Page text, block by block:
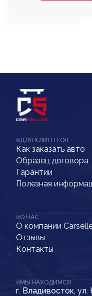
ДЛЯ КЛИЕНТОВ
Как заказать авто
Образец договора
Гарантии
Полезная
О НАС
О компании
Отзывы
Контакты
МЫ НАХОДИМСЯ
г. Владивосток,